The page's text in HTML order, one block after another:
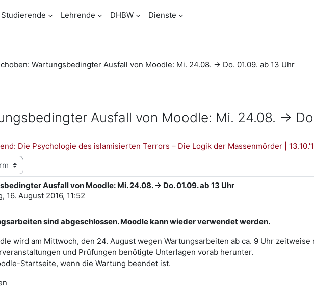
Studierende
Lehrende DHBW Dienste
Wartungsbedingter Ausfall von Moodle: Mi. 24.08. -> Do. 01.09. ab 13 Uhr
Ausfall von Moodle: Mi. 24.08. ->
Die Psychologie des islamisierten Terrors – Die Logik der Massenmörder |
Ausfall von Moodle: Mi. 24.08. -> Do. 01.09. ab 13 Uhr
16. August 2016, 11:52
sind abgeschlossen. Moodle kann wieder verwendet werden.
wird am Mittwoch, den 24. August wegen Wartungsarbeiten ab ca. 9 Uhr
und Prüfungen benötigte Unterlagen vorab herunter.
Startseite, wenn die Wartung beendet ist.